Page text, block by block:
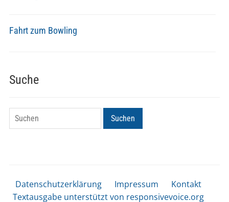
Fahrt zum Bowling
Suche
Suchen Suchen
Datenschutzerklärung Impressum
Kontakt
Textausgabe unterstützt von responsivevoice.org